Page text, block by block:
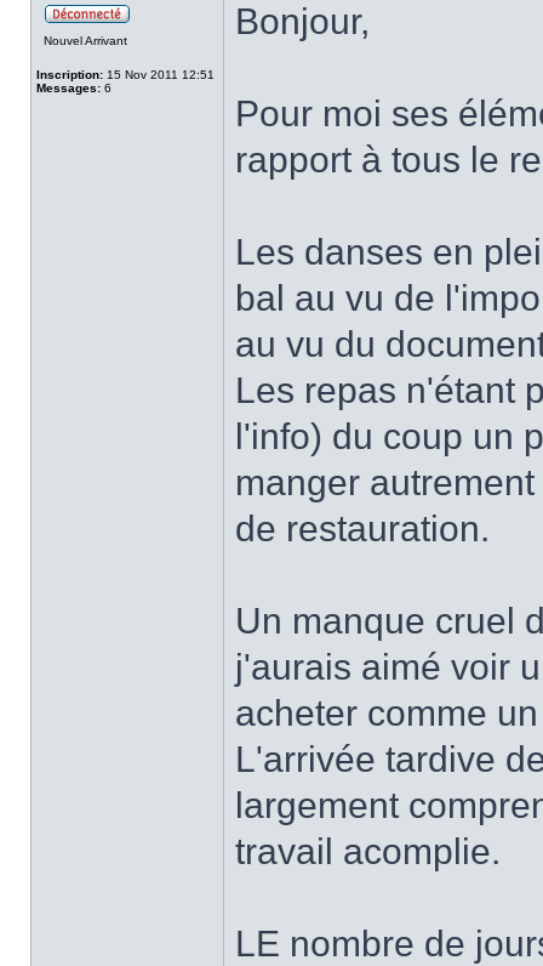
Nouvel Arrivant
Inscription: 15 Nov 2011 12:51
Messages: 6
Bonjour,
Pour moi ses
rapport à tous le
Les danses en
bal au vu de
au vu du
Les repas n'étant
l'info) du coup un
manger
de restauration.
Un manque cruel
j'aurais aimé voir
acheter comme
L'arrivée tardive
largement
travail acomplie.
LE nombre de